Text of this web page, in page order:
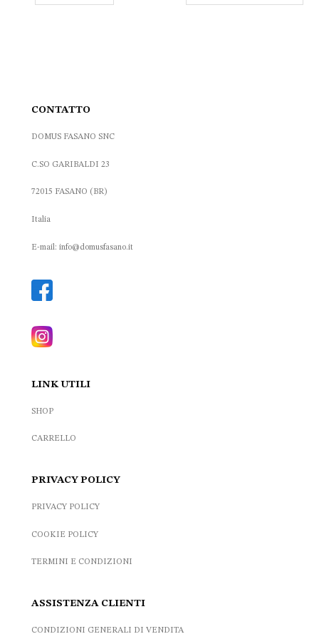
€.
362.00 €. 290.00 €. 40.00
CONTATTO
DOMUS FASANO SNC
C.SO GARIBALDI 23
72015 FASANO (BR)
Italia
E-mail: info@domusfasano.it
LINK UTILI
SHOP
CARRELLO
PRIVACY POLICY
PRIVACY POLICY
COOKIE POLICY
TERMINI E CONDIZIONI
ASSISTENZA CLIENTI
CONDIZIONI GENERALI DI VENDITA